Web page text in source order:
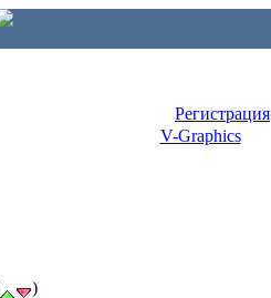
Регистрация
V-Graphics
)